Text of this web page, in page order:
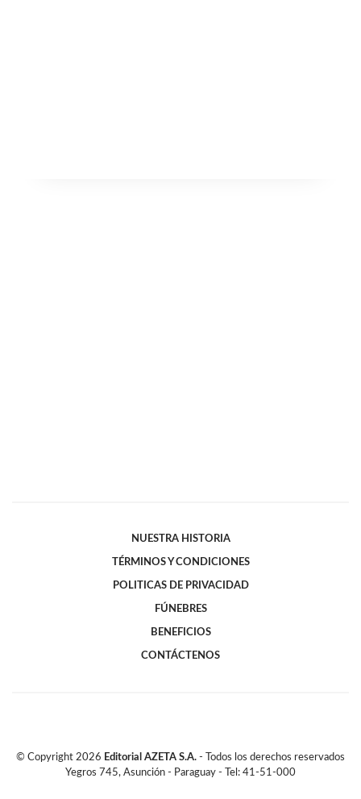
NUESTRA HISTORIA
TÉRMINOS Y CONDICIONES
POLITICAS DE PRIVACIDAD
FÚNEBRES
BENEFICIOS
CONTÁCTENOS
© Copyright 2026 Editorial AZETA S.A. - Todos los derechos reservados
Yegros 745, Asunción - Paraguay - Tel: 41-51-000